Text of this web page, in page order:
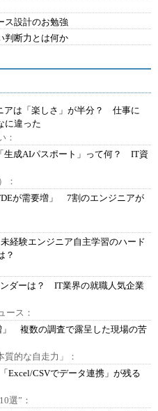
ス設計のお勉強
判断力とは何か
アは「楽しさ」が半分？ 仕事に
に違った
：
生成AIパスポート」って何？ IT資
：
が需要増」 7割のエンジニアが
経験エンジニア自主学習のハード
？
ダーは？ IT業界の就職人気企業
ース：
」 複数の調査で露呈した現場の苦
的な自走力」：
Excel/CSVでデータ連携」が残る
選”：